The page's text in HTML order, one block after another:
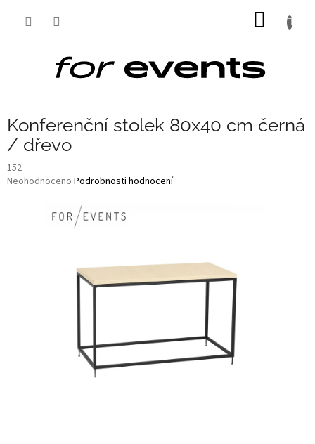
Konferenční stolek 80x40 cm černá
/ dřevo
152
Průměrné
Neohodnoceno Podrobnosti hodnocení